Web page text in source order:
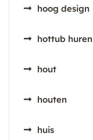
hoog design
hottub huren
hout
houten
huis